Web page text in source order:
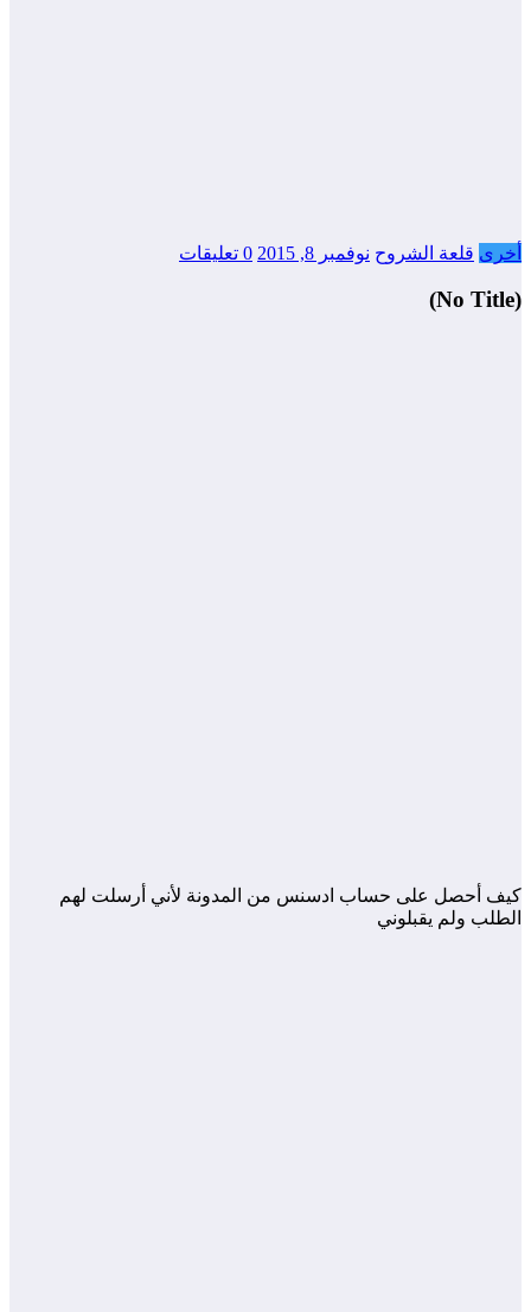
أخرى قلعة الشروح نوفمبر 8, 2015 0 تعليقات
(No Title)
كيف أحصل على حساب ادسنس من المدونة لأني أرسلت لهم
الطلب ولم يقبلوني